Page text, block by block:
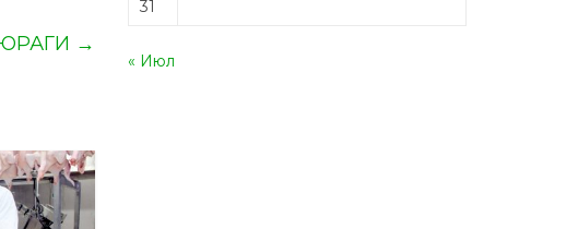
→
31
« Июл